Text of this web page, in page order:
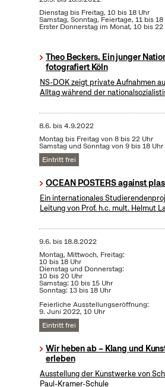
Dienstag bis Freitag, 10 bis 18 Uhr
Samstag, Sonntag, Feiertage, 11 bis 18
Erster Donnerstag im Monat, 10 bis 22
Theo Beckers. Ein junger
fotografiert Köln
NS-DOK zeigt private Aufnahmen
Alltag während der
8.6. bis4.9.2022
Montag bis Freitag von 8 bis 22 Uhr
Samstag und Sonntag von 9 bis 18 Uhr
Eintritt frei
OCEAN POSTERS against
Ein internationales
Leitung von Prof. h.c. mult. Helmut
9.6. bis18.8.2022
Montag, Mittwoch, Freitag:
10 bis 18 Uhr
Dienstag und Donnerstag:
10 bis 20 Uhr
Samstag: 10 bis 15 Uhr
Sonntag: 13 bis 18 Uhr
Feierliche Ausstellungseröffnung:
9. Juni 2022, 10 Uhr
Eintritt frei
Wir heben ab – Klang und
erleben
Ausstellung der Kunstwerke von
Paul-Kramer-Schule